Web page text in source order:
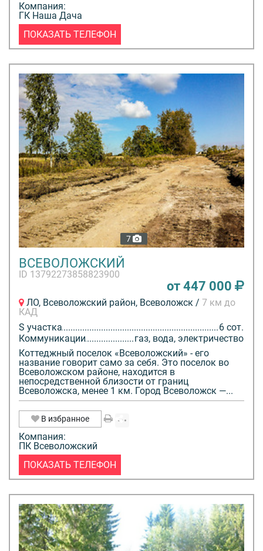
Компания:
ГК Наша Дача
ПОКАЗАТЬ ТЕЛЕФОН
7
ВСЕВОЛОЖСКИЙ
ID 13792273858823900
от 447 000
ЛО, Всеволожский район, Всеволожск / 7 км до
КАД
S участка
6 сот.
Коммуникации
газ, вода, электричество
Коттеджный поселок «Всеволожский» - его
название говорит само за себя. Это поселок во
Всеволожском районе, находится в
непосредственной близости от границ
Всеволожска, менее 1 км. Город Всеволожск —...
В избранное
Компания:
ПК Всеволожский
ПОКАЗАТЬ ТЕЛЕФОН